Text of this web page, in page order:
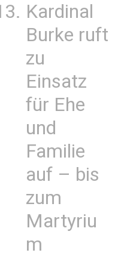
Kardinal
Burke ruft
zu
Einsatz
für Ehe
und
Familie
auf – bis
zum
Martyriu
m